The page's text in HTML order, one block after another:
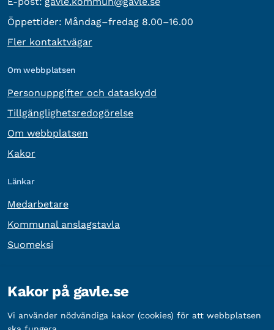
Öppettider: Måndag–fredag 8.00–16.00
Fler kontaktvägar
Om webbplatsen
Personuppgifter och dataskydd
Tillgänglighetsredogörelse
Om webbplatsen
Kakor
Länkar
Medarbetare
Kommunal anslagstavla
Suomeksi
Organisationsnummer: 212000-2338
Bankgironummer: 5888-2333
Kakor på gavle.se
Vi använder nödvändiga kakor (cookies) för att webbplatsen